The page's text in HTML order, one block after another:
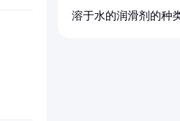
溶于水的润滑剂的种